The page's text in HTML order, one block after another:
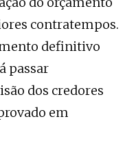
contratempos.
definitivo
passar
dos credores
em